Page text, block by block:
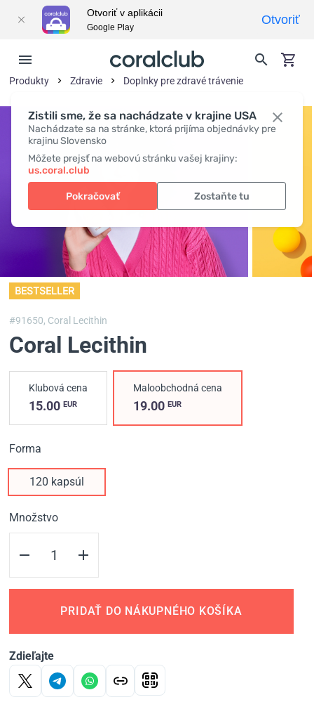
Zistili sme, že sa nachádzate v krajine USA
Nachádzate sa na stránke, ktorá prijíma objednávky pre
krajinu Slovensko
Môžete prejsť na webovú stránku vašej krajiny:
us.coral.club
Pokračovať Zostaňte tu
Produkty Zdravie Doplnky pre zdravé trávenie
BESTSELLER
#91650, Coral Lecithin
Coral Lecithin
Klubová cena
15.00 EUR
Maloobchodná cena
19.00EUR
Forma
120 kapsúl
Množstvo
PRIDAŤ DO NÁKUPNÉHO KOŠÍKA
Zdieľajte
Otvoriť v aplikácii
Google Play
Otvoriť